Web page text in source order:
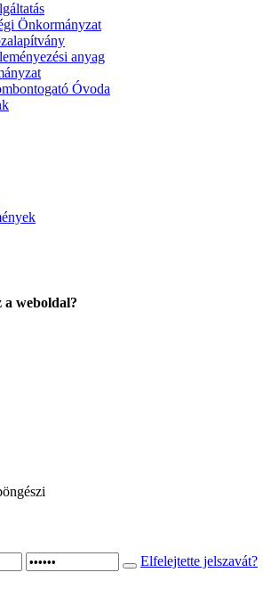
Önkormányzat
anyag
Óvoda
a weboldal?
Elfelejtette jelszavát?